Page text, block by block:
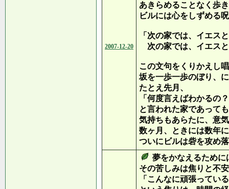
2007-12-20
あきらめることなく歩
ビルには心をしずめる
「次の家では、イエス
次の家では、イエス
この文句をくりかえし
坂を一歩一歩のぼり、
たとえ先月、
「何度言えばわかるの
と言われた家であって
気持ちもあらたに、意
数ヶ月、ときには数年
ついにビルは砦を攻め
夢をかなえるために
その苦しみは焦りと不
「こんなに頑張ってい